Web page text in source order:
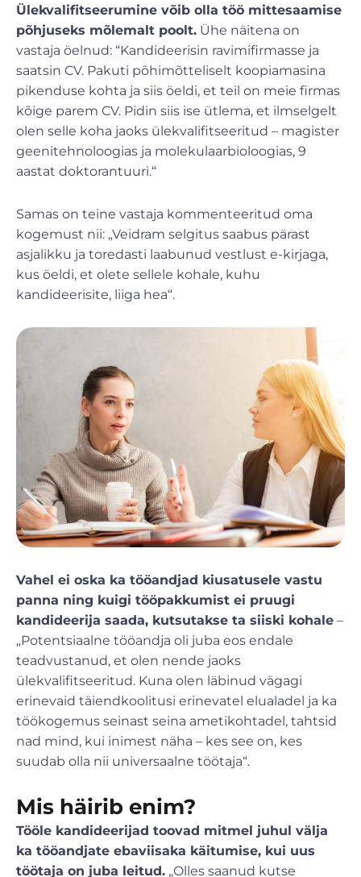
Ülekvalifitseerumine võib olla töö mittesaamise
põhjuseks mõlemalt poolt. Ühe näitena on
vastaja öelnud: “Kandideerisin ravimifirmasse ja
saatsin CV. Pakuti põhimõtteliselt koopiamasina
pikenduse kohta ja siis öeldi, et teil on meie firmas
kõige parem CV. Pidin siis ise ütlema, et ilmselgelt
olen selle koha jaoks ülekvalifitseeritud – magister
geenitehnoloogias ja molekulaarbioloogias, 9
aastat doktorantuuri.“
Samas on teine vastaja kommenteeritud oma
kogemust nii: „Veidram selgitus saabus pärast
asjalikku ja toredasti laabunud vestlust e-kirjaga,
kus öeldi, et olete sellele kohale, kuhu
kandideerisite, liiga hea“.
Vahel ei oska ka tööandjad kiusatusele vastu
panna ning kuigi tööpakkumist ei pruugi
kandideerija saada, kutsutakse ta siiski kohale –
„Potentsiaalne tööandja oli juba eos endale
teadvustanud, et olen nende jaoks
ülekvalifitseeritud. Kuna olen läbinud vägagi
erinevaid täiendkoolitusi erinevatel elualadel ja ka
töökogemus seinast seina ametikohtadel, tahtsid
nad mind, kui inimest näha – kes see on, kes
suudab olla nii universaalne töötaja“.
Mis häirib enim?
Tööle kandideerijad toovad mitmel juhul välja
ka tööandjate ebaviisaka käitumise, kui uus
töötaja on juba leitud. „Olles saanud kutse